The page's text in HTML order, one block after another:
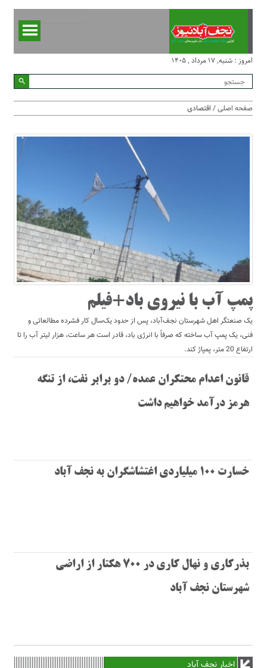
امروز : شنبه, ۱۷ مرداد , ۱۴۰۵
صفحه اصلی/ اقتصادی
پمپ آب با نیروی باد+فیلم
یک صنعتگر اهل شهرستان نجف‌آباد، پس از حدود یک‌سال کار فشرده مطالعاتی و
فنی، یک پمپ آب ساخته که صرفاً با انرژی باد، قادر است هر ساعت، هزار لیتر آب را تا
ارتفاع 20 متر، پمپاژ کند.
قانون اعدام محتکران عمده/ دو برابر نفت، از تنگه
هرمز درآمد خواهیم داشت
خسارت 100 میلیاردی اغتشاشگران به نجف آباد
بذرکاری و نهال کاری در 700 هکتار از اراضی
شهرستان نجف آباد
اخبار نجف آباد